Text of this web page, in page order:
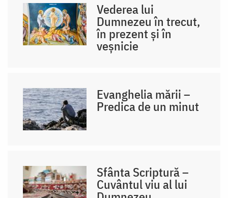
Vederea lui
Dumnezeu în trecut,
în prezent și în
veșnicie
Evanghelia mării –
Predica de un minut
Sfânta Scriptură –
Cuvântul viu al lui